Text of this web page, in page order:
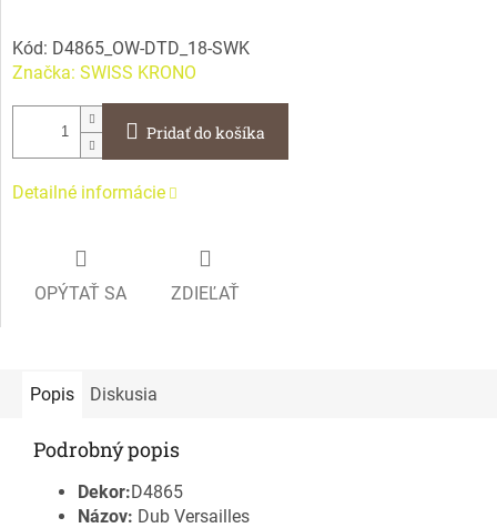
Kód: D4865_OW-DTD_18-SWK
Značka: SWISS KRONO
Pridať do košíka
Detailné informácie
OPÝTAŤ SA ZDIEĽAŤ
Popis Diskusia
Podrobný popis
Dekor:D4865
Názov: Dub Versailles